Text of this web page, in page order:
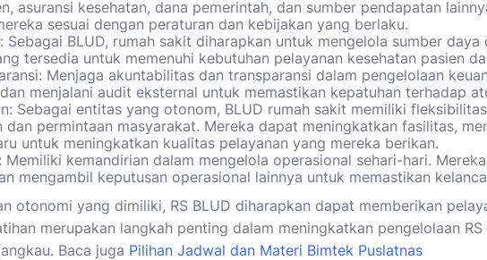
asuransi kesehatan, dana pemerintah, dan sumber pendapatan
sesuai dengan peraturan dan kebijakan yang berlaku.
Sebagai BLUD, rumah sakit diharapkan untuk mengelola sumber
tersedia untuk memenuhi kebutuhan pelayanan kesehatan pasien
Menjaga akuntabilitas dan transparansi dalam pengelolaan
menjalani audit eksternal untuk memastikan kepatuhan terhadap
Sebagai entitas yang otonom, BLUD rumah sakit memiliki
dan permintaan masyarakat. Mereka dapat meningkatkan fasilitas,
untuk meningkatkan kualitas pelayanan yang mereka berikan.
Memiliki kemandirian dalam mengelola operasional sehari-hari.
mengambil keputusan operasional lainnya untuk memastikan
otonomi yang dimiliki, RS BLUD diharapkan dapat memberikan
merupakan langkah penting dalam meningkatkan pengelolaan
Baca juga Pilihan Jadwal dan Materi Bimtek Puslatnas